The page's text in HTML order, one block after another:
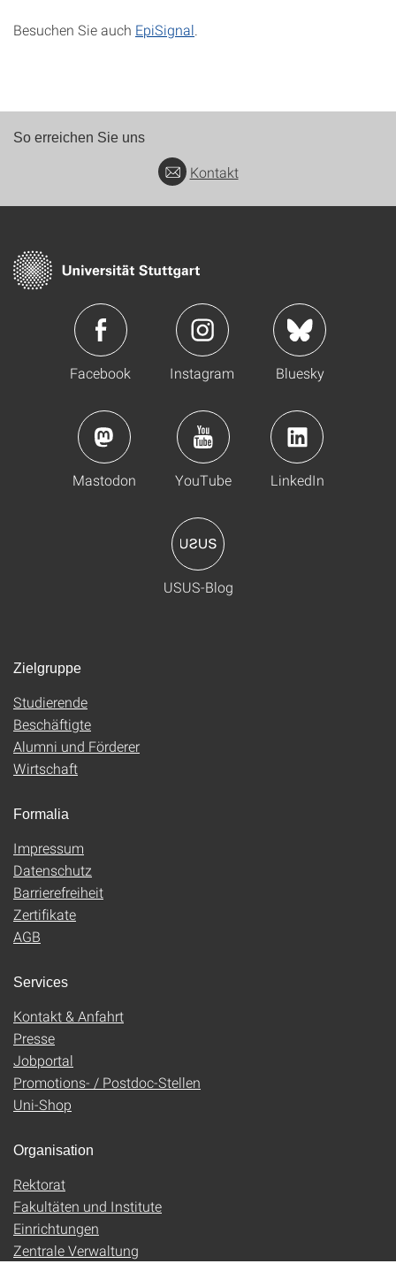
Besuchen Sie auch EpiSignal
So erreichen Sie uns
Kontakt
Facebook Instagram Bluesky
Mastodon YouTube LinkedIn
USUS-Blog
Zielgruppe
Studierende
Beschäftigte
Alumni und Förderer
Wirtschaft
Formalia
Impressum
Datenschutz
Barrierefreiheit
Zertifikate
AGB
Services
Kontakt & Anfahrt
Presse
Jobportal
Promotions- / Postdoc-Stellen
Uni-Shop
Organisation
Rektorat
Fakultäten und Institute
Einrichtungen
Zentrale Verwaltung